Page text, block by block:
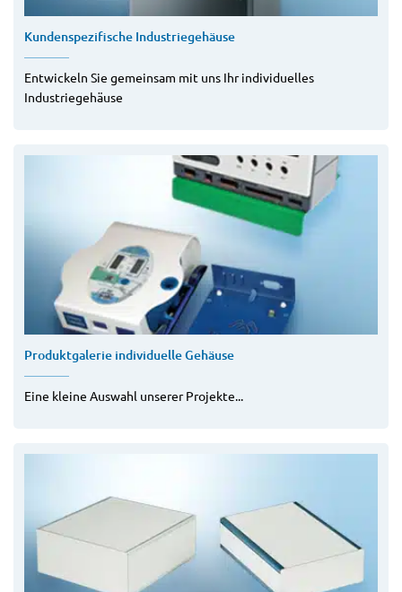
Kundenspezifische Industriegehäuse
Entwickeln Sie gemeinsam mit uns Ihr individuelles
Industriegehäuse
Produktgalerie individuelle Gehäuse
Eine kleine Auswahl unserer Projekte...